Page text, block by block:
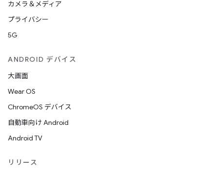
カメラ＆メディア
プライバシー
5G
ANDROID デバイス
大画面
Wear OS
ChromeOS デバイス
自動車向け Android
Android TV
リリース